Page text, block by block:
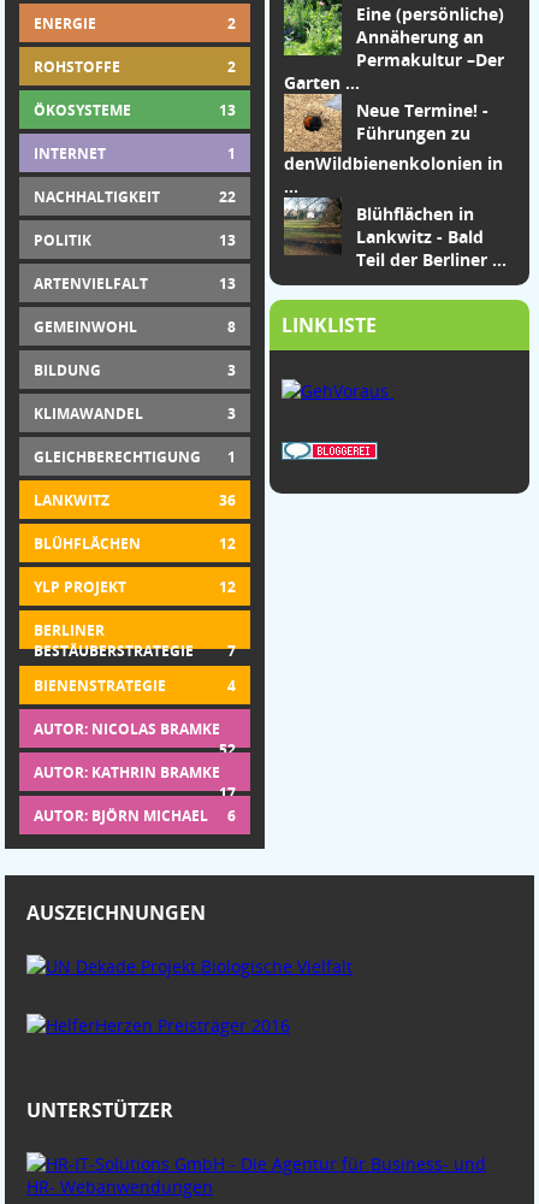
ENERGIE 2
ROHSTOFFE 2
ÖKOSYSTEME 13
INTERNET 1
NACHHALTIGKEIT 22
POLITIK 13
ARTENVIELFALT 13
GEMEINWOHL 8
BILDUNG 3
KLIMAWANDEL 3
GLEICHBERECHTIGUNG 1
LANKWITZ 36
BLÜHFLÄCHEN 12
YLP PROJEKT 12
BERLINER
BESTÄUBERSTRATEGIE
7
BIENENSTRATEGIE
4
AUTOR: NICOLAS BRAMKE
52
AUTOR: KATHRIN BRAMKE
17
AUTOR: BJÖRN MICHAEL
6
Eine (persönliche)
Annäherung an
Permakultur –Der
Garten ...
Neue Termine! -
Führungen zu
denWildbienenkolonien in
...
Blühflächen in
Lankwitz - Bald
Teil der Berliner ...
LINKLISTE
AUSZEICHNUNGEN
UNTERSTÜTZER